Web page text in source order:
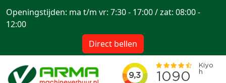
Openingstijden: ma t/m vr: 7:30 - 17:00 / zat: 08:00 -
12:00
Direct bellen